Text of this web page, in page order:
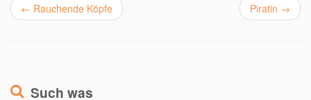
← Rauchende Köpfe Piratin →
Such was